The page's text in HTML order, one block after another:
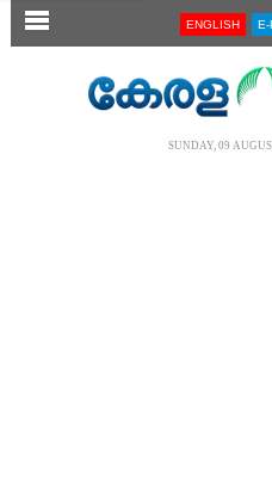
SECTIONS ENGLISH E-
SUNDAY, 09